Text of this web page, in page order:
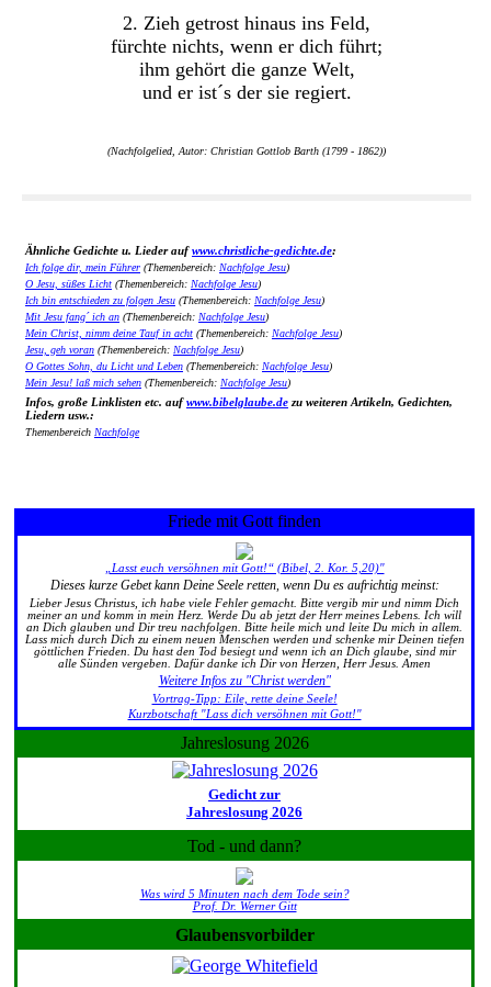
2. Zieh getrost hinaus ins Feld,
fürchte nichts, wenn er dich führt;
ihm gehört die ganze Welt,
und er ist´s der sie regiert.
(Nachfolgelied, Autor: Christian Gottlob Barth (1799 - 1862))
Ähnliche Gedichte u. Lieder aufwww.christliche-gedichte.de:
Ich folge dir, mein Führer (Themenbereich: Nachfolge Jesu)
O Jesu, süßes Licht (Themenbereich: Nachfolge Jesu)
Ich bin entschieden zu folgen Jesu (Themenbereich: Nachfolge Jesu)
Mit Jesu fang´ ich an (Themenbereich: Nachfolge Jesu)
Mein Christ, nimm deine Tauf in acht (Themenbereich: Nachfolge Jesu)
Jesu, geh voran (Themenbereich: Nachfolge Jesu)
O Gottes Sohn, du Licht und Leben (Themenbereich: Nachfolge Jesu)
Mein Jesu! laß mich sehen (Themenbereich: Nachfolge Jesu)
Infos, große Linklisten etc. aufwww.bibelglaube.de zu weiteren Artikeln, Gedichten,
Liedern usw.:
Themenbereich Nachfolge
Friede mit Gott finden
„Lasst euch versöhnen mit Gott!“ (Bibel, 2. Kor. 5,20)"
Dieses kurze Gebet kann Deine Seele retten, wenn Du es aufrichtig meinst:
Lieber Jesus Christus, ich habe viele Fehler gemacht. Bitte vergib mir und nimm Dich
meiner an und komm in mein Herz. Werde Du ab jetzt der Herr meines Lebens. Ich will
an Dich glauben und Dir treu nachfolgen. Bitte heile mich und leite Du mich in allem.
Lass mich durch Dich zu einem neuen Menschen werden und schenke mir Deinen tiefen
göttlichen Frieden. Du hast den Tod besiegt und wenn ich an Dich glaube, sind mir
alle Sünden vergeben. Dafür danke ich Dir von Herzen, Herr Jesus. Amen
Weitere Infos zu "Christ werden"
Vortrag-Tipp: Eile, rette deine Seele!
Kurzbotschaft "Lass dich versöhnen mit Gott!"
Jahreslosung 2026
Gedicht zur
Jahreslosung 2026
Tod - und dann?
Was wird 5 Minuten nach dem Tode sein?
Prof. Dr. Werner Gitt
Glaubensvorbilder